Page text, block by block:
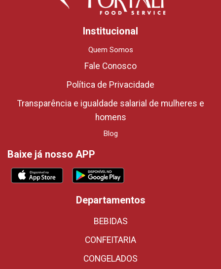
Institucional
Quem Somos
Fale Conosco
Política de Privacidade
Transparência e igualdade salarial de mulheres e
homens
Blog
Baixe já nosso APP
Departamentos
BEBIDAS
CONFEITARIA
CONGELADOS